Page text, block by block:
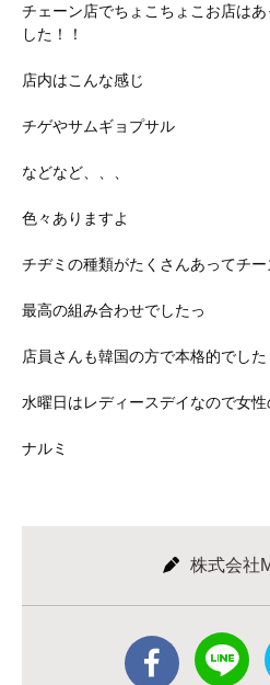
チェーン店でちょこちょこお店は
した！！
店内はこんな感じ
チゲやサムギョプサル
などなど、、、
色々ありますよ
チヂミの種類がたくさんあってチ
最高の組み合わせでしたっ
店員さんも韓国の方で本格的でした
水曜日はレディースデイなので女性
ナルミ
株式会社